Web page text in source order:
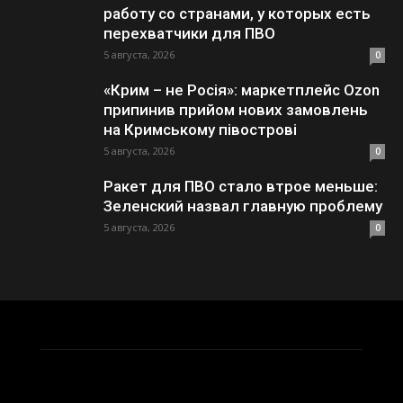
работу со странами, у которых есть
перехватчики для ПВО
5 августа, 2026 0
«Крим – не Росія»: маркетплейс Ozon
припинив прийом нових замовлень
на Кримському півострові
5 августа, 2026 0
Ракет для ПВО стало втрое меньше:
Зеленский назвал главную проблему
5 августа, 2026 0